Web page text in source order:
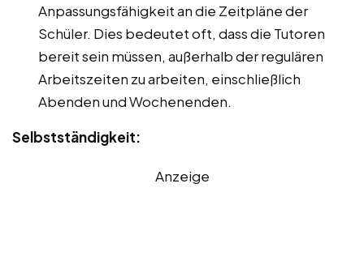
Anpassungsfähigkeit an die Zeitpläne der
Schüler. Dies bedeutet oft, dass die Tutoren
bereit sein müssen, außerhalb der regulären
Arbeitszeiten zu arbeiten, einschließlich
Abenden und Wochenenden.
Selbstständigkeit:
Anzeige